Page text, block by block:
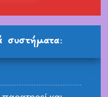
συστήματα: